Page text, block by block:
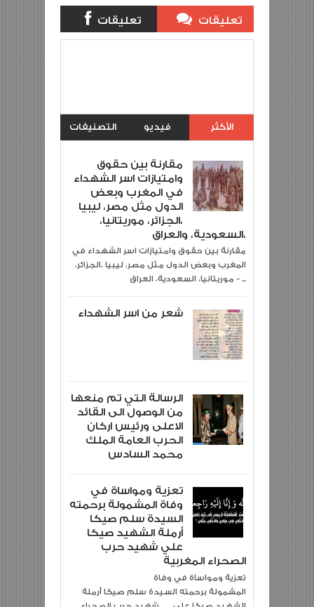
تعليقات
تعليقات
الأكثر
فيديو التصنيفات
مقارنة بين حقوق
وامتيازات اسر الشهداء
في المغرب وبعض
الدول مثل مصر، ليبيا
،الجزائر، موريتانيا،
السعودية، والعراق،
مقارنة بين حقوق وامتيازات اسر الشهداء في
المغرب وبعض الدول مثل مصر، ليبيا ،الجزائر،
موريتانيا، السعودية، العراق - ...
شعر من اسر الشهداء
الرسالة التي تم منعها
من الوصول الى القائد
الاعلى ورئيس اركان
الحرب العامة الملك
محمد السادس
تعزية ومواساة في
وفاة المشمولة برحمته
السيدة سلم صيكا
أرملة الشهيد صيكا
علي شهيد حرب
الصحراء المغربية
المشمولة برحمته السيدة سلم صيكا أرملة